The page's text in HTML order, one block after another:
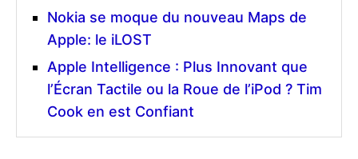
Nokia se moque du nouveau Maps de
Apple: le iLOST
Apple Intelligence : Plus Innovant que
l’Écran Tactile ou la Roue de l’iPod ? Tim
Cook en est Confiant